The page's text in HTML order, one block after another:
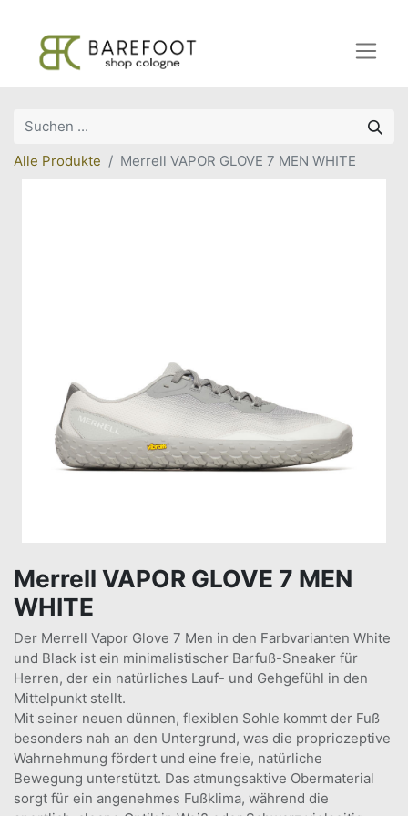
Alle Produkte Merrell VAPOR GLOVE 7 MEN WHITE
Merrell VAPOR GLOVE 7 MEN
WHITE
Der Merrell Vapor Glove 7 Men in den Farbvarianten White
und Black ist ein minimalistischer Barfuß-Sneaker für
Herren, der ein natürliches Lauf- und Gehgefühl in den
Mittelpunkt stellt.
Mit seiner neuen dünnen, flexiblen Sohle kommt der Fuß
besonders nah an den Untergrund, was die propriozeptive
Wahrnehmung fördert und eine freie, natürliche
Bewegung unterstützt. Das atmungsaktive Obermaterial
sorgt für ein angenehmes Fußklima, während die